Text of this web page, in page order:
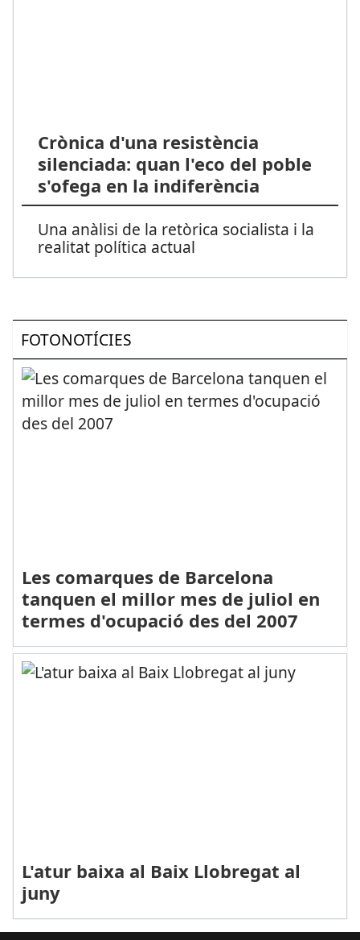
Crònica d'una resistència
silenciada: quan l'eco del poble
s'ofega en la indiferència
Una anàlisi de la retòrica socialista i la
realitat política actual
FOTONOTÍCIES
Les comarques de Barcelona
tanquen el millor mes de juliol en
termes d'ocupació des del 2007
L'atur baixa al Baix Llobregat al
juny